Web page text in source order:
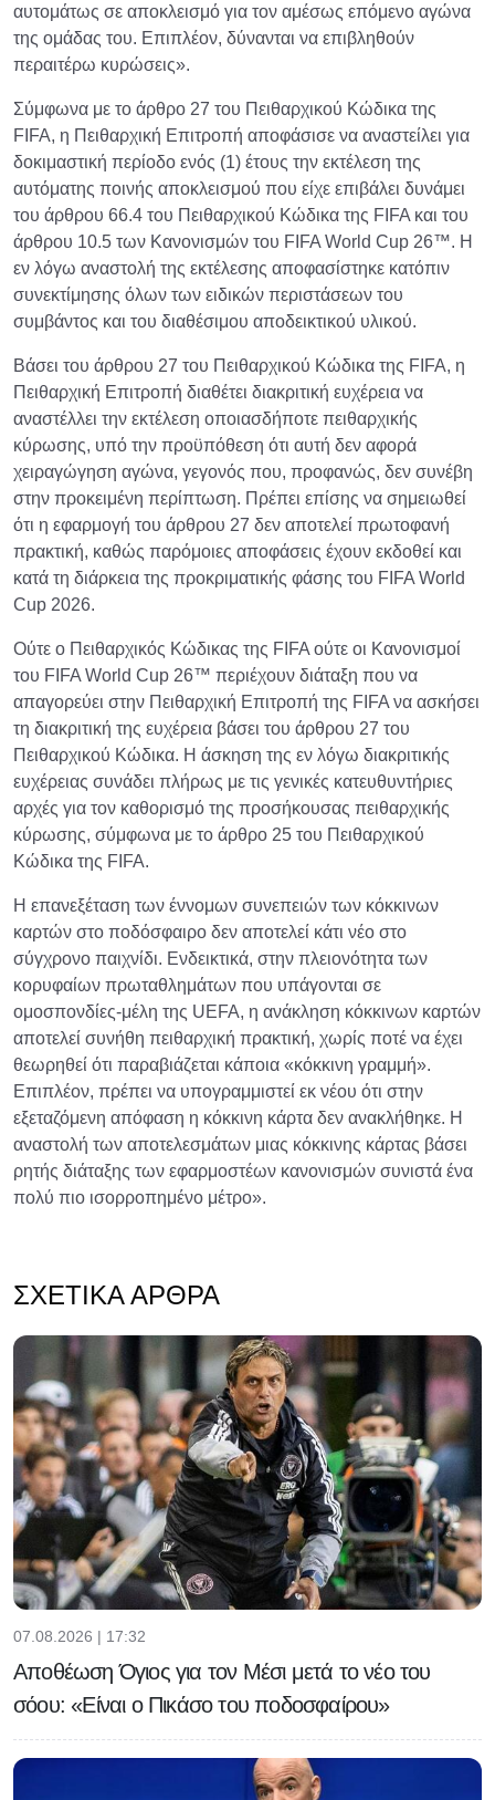
αυτομάτως σε αποκλεισμό για τον αμέσως επόμενο αγώνα
της ομάδας του. Επιπλέον, δύνανται να επιβληθούν
περαιτέρω κυρώσεις».
Σύμφωνα με το άρθρο 27 του Πειθαρχικού Κώδικα της
FIFA, η Πειθαρχική Επιτροπή αποφάσισε να αναστείλει για
δοκιμαστική περίοδο ενός (1) έτους την εκτέλεση της
αυτόματης ποινής αποκλεισμού που είχε επιβάλει δυνάμει
του άρθρου 66.4 του Πειθαρχικού Κώδικα της FIFA και του
άρθρου 10.5 των Κανονισμών του FIFA World Cup 26™. Η
εν λόγω αναστολή της εκτέλεσης αποφασίστηκε κατόπιν
συνεκτίμησης όλων των ειδικών περιστάσεων του
συμβάντος και του διαθέσιμου αποδεικτικού υλικού.
Βάσει του άρθρου 27 του Πειθαρχικού Κώδικα της FIFA, η
Πειθαρχική Επιτροπή διαθέτει διακριτική ευχέρεια να
αναστέλλει την εκτέλεση οποιασδήποτε πειθαρχικής
κύρωσης, υπό την προϋπόθεση ότι αυτή δεν αφορά
χειραγώγηση αγώνα, γεγονός που, προφανώς, δεν συνέβη
στην προκειμένη περίπτωση. Πρέπει επίσης να σημειωθεί
ότι η εφαρμογή του άρθρου 27 δεν αποτελεί πρωτοφανή
πρακτική, καθώς παρόμοιες αποφάσεις έχουν εκδοθεί και
κατά τη διάρκεια της προκριματικής φάσης του FIFA World
Cup 2026.
Ούτε ο Πειθαρχικός Κώδικας της FIFA ούτε οι Κανονισμοί
του FIFA World Cup 26™ περιέχουν διάταξη που να
απαγορεύει στην Πειθαρχική Επιτροπή της FIFA να ασκήσει
τη διακριτική της ευχέρεια βάσει του άρθρου 27 του
Πειθαρχικού Κώδικα. Η άσκηση της εν λόγω διακριτικής
ευχέρειας συνάδει πλήρως με τις γενικές κατευθυντήριες
αρχές για τον καθορισμό της προσήκουσας πειθαρχικής
κύρωσης, σύμφωνα με το άρθρο 25 του Πειθαρχικού
Κώδικα της FIFA.
Η επανεξέταση των έννομων συνεπειών των κόκκινων
καρτών στο ποδόσφαιρο δεν αποτελεί κάτι νέο στο
σύγχρονο παιχνίδι. Ενδεικτικά, στην πλειονότητα των
κορυφαίων πρωταθλημάτων που υπάγονται σε
ομοσπονδίες-μέλη της UEFA, η ανάκληση κόκκινων καρτών
αποτελεί συνήθη πειθαρχική πρακτική, χωρίς ποτέ να έχει
θεωρηθεί ότι παραβιάζεται κάποια «κόκκινη γραμμή».
Επιπλέον, πρέπει να υπογραμμιστεί εκ νέου ότι στην
εξεταζόμενη απόφαση η κόκκινη κάρτα δεν ανακλήθηκε. Η
αναστολή των αποτελεσμάτων μιας κόκκινης κάρτας βάσει
ρητής διάταξης των εφαρμοστέων κανονισμών συνιστά ένα
πολύ πιο ισορροπημένο μέτρο».
ΣΧΕΤΙΚΆ ΆΡΘΡΑ
07.08.2026 | 17:32
Αποθέωση Όγιος για τον Μέσι μετά το νέο του
σόου: «Είναι ο Πικάσο του ποδοσφαίρου»